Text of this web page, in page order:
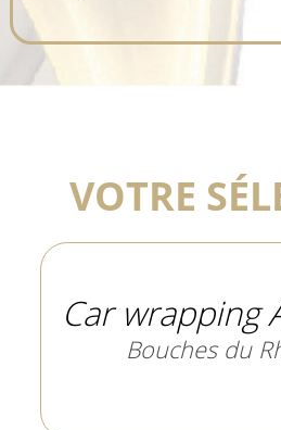
VOTRE
Car wrapping
Bouches du